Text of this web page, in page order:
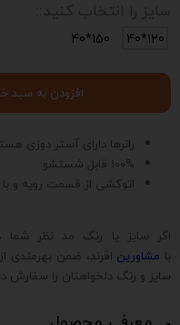
رانرها دارای آستر دوزی
100% قابل شستشو
اتوکشی از قسمت رویه و با
اگر سایز یا رنگ مد نظر شما
با مشاورین افرند، ضمن بهرمندی
سایز و رنگ دلخواهتان را سفارش
120*40
150*40
افزودن به سبد